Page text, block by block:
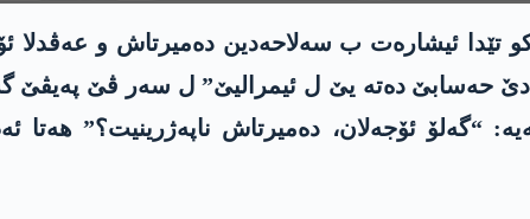
کو تێدا ئیشارەت ب سەلاحەدین دەمیرتاش و عەڤدلا
حەسابێ دەتە یێ ل ئیمرالیێ” ل سەر ڤێ پەیڤێ
ئۆجەلان، دەمیرتاش ناپەژرینیت؟” ھەتا ئەم